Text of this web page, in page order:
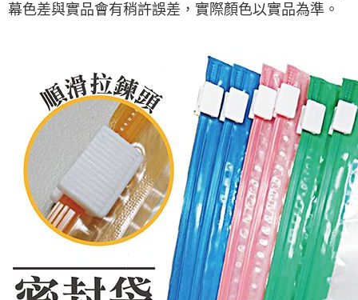
幕色差與實品會有稍許誤差，實際顏色以實品為準。